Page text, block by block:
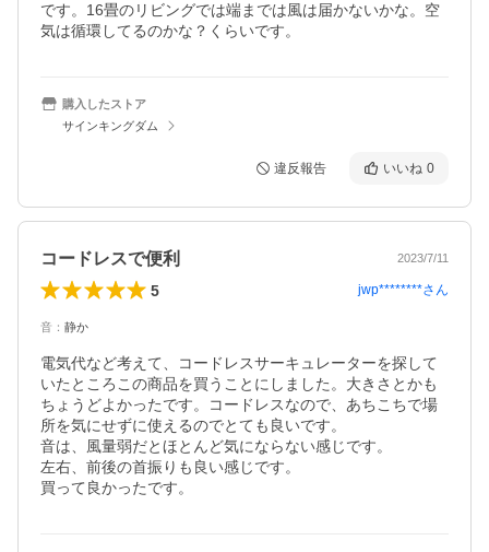
です。16畳のリビングでは端までは風は届かないかな。空
気は循環してるのかな？くらいです。
購入したストア
サインキングダム
違反報告 いいね 0
コードレスで便利 2023/7/11
5 jwp********さん
音 ： 静か
電気代など考えて、コードレスサーキュレーターを探して
いたところこの商品を買うことにしました。大きさとかも
ちょうどよかったです。コードレスなので、あちこちで場
所を気にせずに使えるのでとても良いです。
音は、風量弱だとほとんど気にならない感じです。
左右、前後の首振りも良い感じです。
買って良かったです。